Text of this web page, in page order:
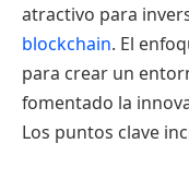
atractivo para
blockchain. El
para crear un
fomentado la
Los puntos clave